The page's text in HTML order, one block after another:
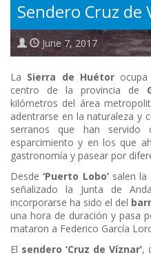
Sendero Cruz de
June 7, 2017
La Sierra de Huétor
centro de la provincia de
kilómetros del área
adentrarse en la naturaleza y
serranos que han
esparcimiento y en los que
gastronomía y pasear por
Desde‘Puerto Lobo’salen la
señalizado la Junta de
incorporarse ha sido el del
una hora de duración y pasa
mataron a Federico García
El sendero ‘Cruz de Víznar’,